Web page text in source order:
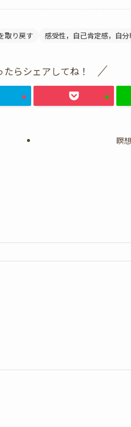
取り戻す 感受性，自己肯定感，自
たらシェアしてね！
瞑